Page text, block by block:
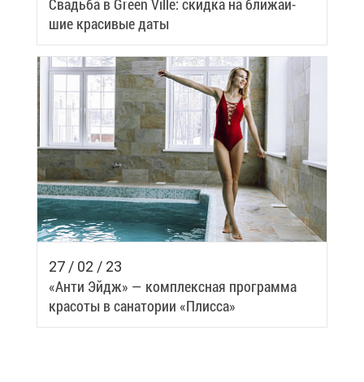
Сва­дьба в Green Ville: скид­ка на бли­жай­
шие кра­си­вые да­ты
27 / 02 / 23
«Ан­ти Эйдж» — ком­плекс­ная про­грам­ма
кра­со­ты в са­на­то­рии «Плис­са»